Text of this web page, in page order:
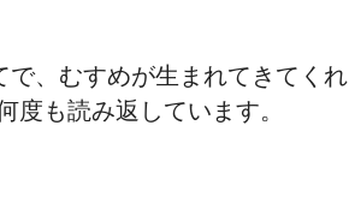
、むすめが生まれてきてくれ
も読み返しています。